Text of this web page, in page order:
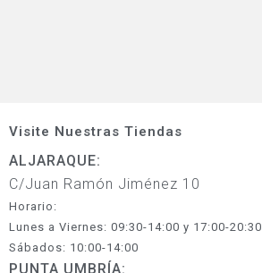
Visite Nuestras Tiendas
ALJARAQUE:
C/Juan Ramón Jiménez 10
Horario:
Lunes a Viernes: 09:30-14:00 y 17:00-20:30
Sábados: 10:00-14:00
PUNTA UMBRÍA: